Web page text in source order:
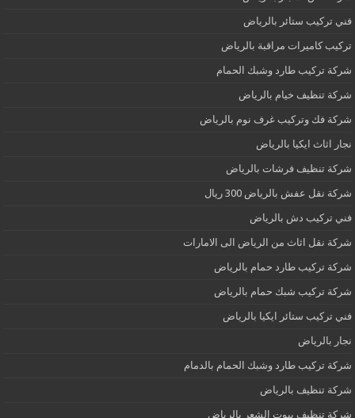
فني تركيب ستائر بالرياض
تركيب كاميرات مراقبة بالرياض
شركة تركيب طارد وشبك الحمام
شركة تنظيف خيام بالرياض
شركة فك وتركيب غرف نوم بالرياض
نجار اثاث ايكيا بالرياض
شركة تنظيف فرشات بالرياض
شركة نقل عفش بالرياض 300 ريال
فني تركيب دش بالرياض
شركة نقل اثاث من الرياض الى الامارات
شركة تركيب طارد حمام بالرياض
شركة تركيب شبك حمام بالرياض
فني تركيب ستائر ايكيا بالرياض
نجار بالرياض
شركة تركيب طارد وشبك الحمام بالدمام
شركة تنظيف بالرياض
شركة تنظيف بيوت الشعر بالرياض